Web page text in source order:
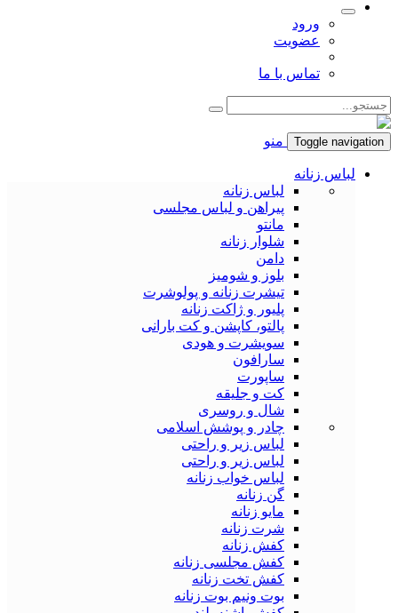
ورود
عضویت
تماس با ما
Toggle navigation منو
لباس زنانه
لباس زنانه
پیراهن و لباس مجلسی
مانتو
شلوار زنانه
دامن
بلوز و شومیز
تیشرت زنانه و پولوشرت
پلیور و ژاکت زنانه
پالتو، کاپشن و کت بارانی
سویشرت و هودی
سارافون
ساپورت
کت و جلیقه
شال و روسری
چادر و پوشش اسلامی
لباس زیر و راحتی
لباس زیر و راحتی
لباس خواب زنانه
گن زنانه
مایو زنانه
شرت زنانه
کفش زنانه
کفش مجلسی زنانه
کفش تخت زنانه
بوت ونیم بوت زنانه